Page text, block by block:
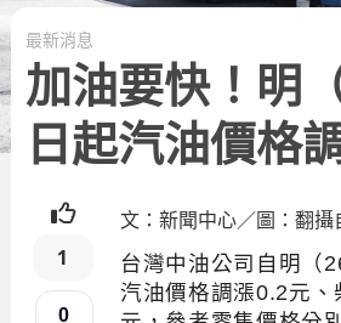
最新消息
加油要快！明
日起汽油價格
1
0
文：新聞中心／圖：翻攝
台灣中油公司自明（
汽油價格調漲0.2元